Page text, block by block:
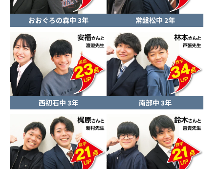
おおぐろの森中 3年 常盤松中 2年
西初石中 3年 南部中 3年